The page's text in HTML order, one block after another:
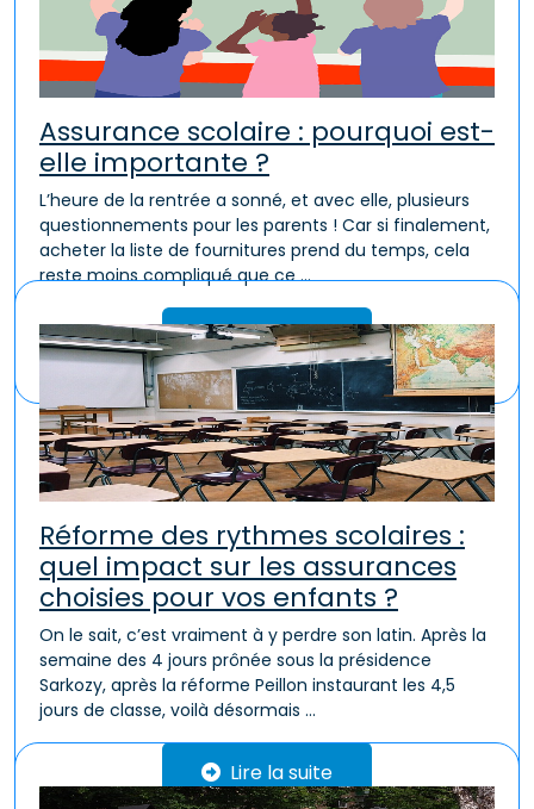
Assurance scolaire : pourquoi est-
elle importante ?
L’heure de la rentrée a sonné, et avec elle, plusieurs
questionnements pour les parents ! Car si finalement,
acheter la liste de fournitures prend du temps, cela
reste moins compliqué que ce ...
Lire la suite
Réforme des rythmes scolaires :
quel impact sur les assurances
choisies pour vos enfants ?
On le sait, c’est vraiment à y perdre son latin. Après la
semaine des 4 jours prônée sous la présidence
Sarkozy, après la réforme Peillon instaurant les 4,5
jours de classe, voilà désormais ...
Lire la suite